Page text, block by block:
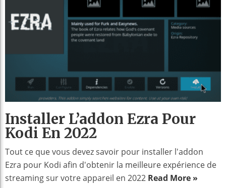
Installer L’addon Ezra Pour
Kodi En 2022
Tout ce que vous devez savoir pour installer l'addon
Ezra pour Kodi afin d'obtenir la meilleure expérience de
streaming sur votre appareil en 2022 Read More »